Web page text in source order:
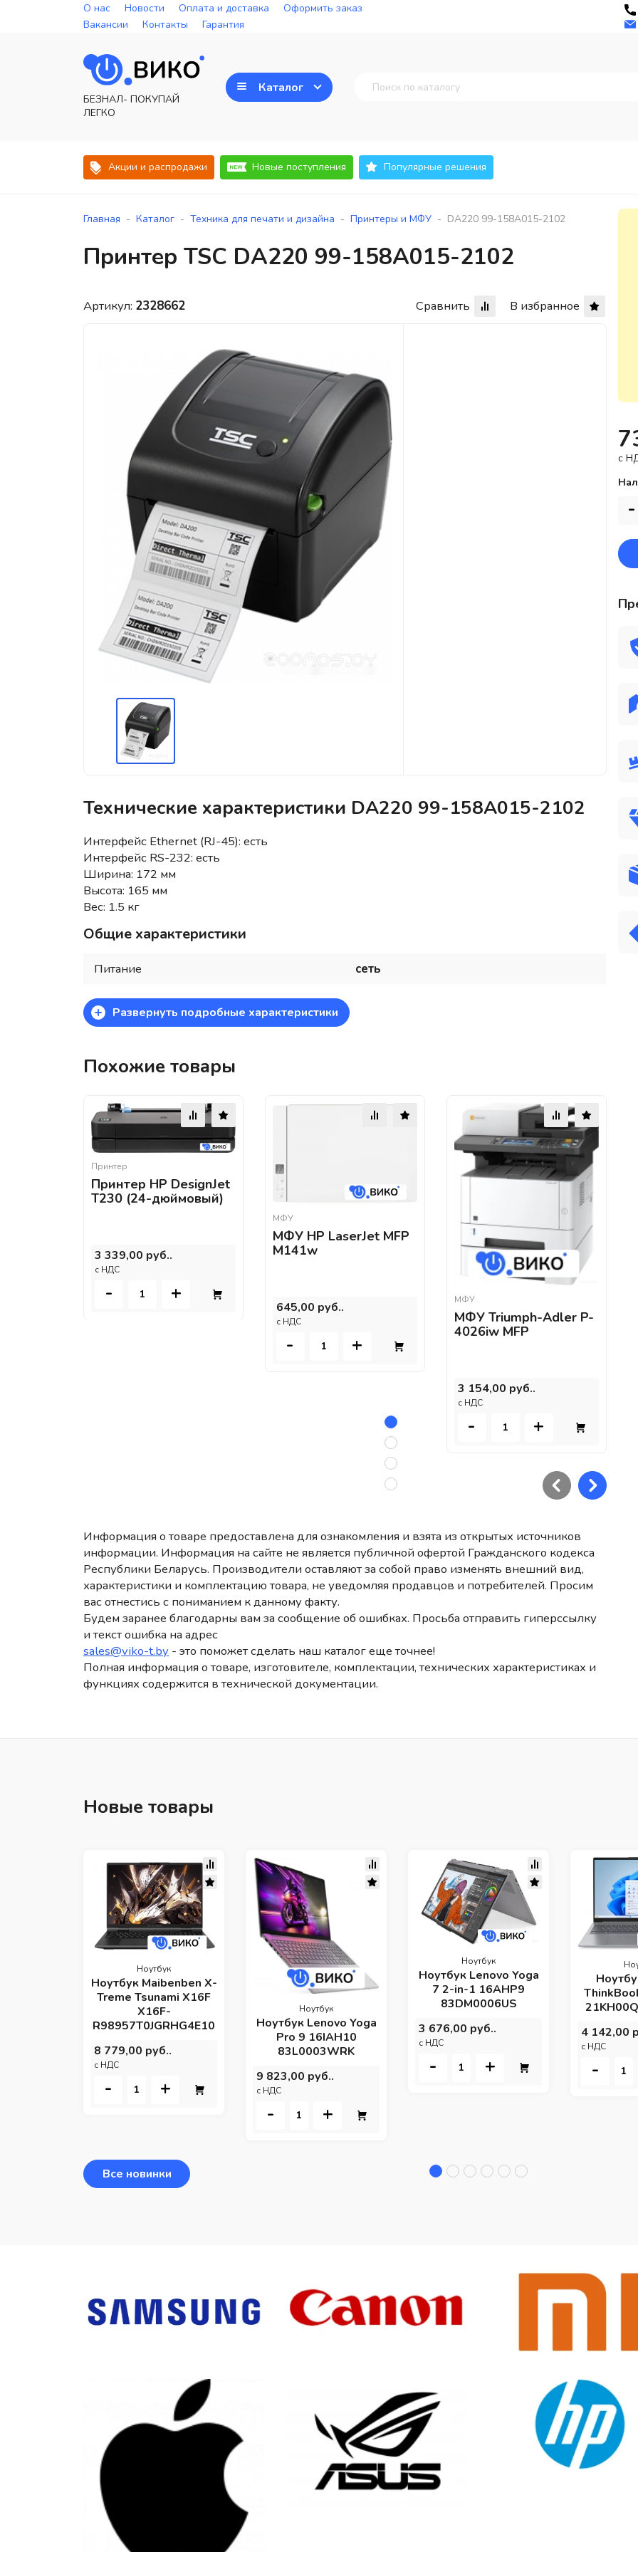
О нас Новости Оплата и доставка
Оформить заказ
Вакансии
Контакты Гарантия
БЕЗНАЛ- ПОКУПАЙ
ЛЕГКО
Каталог
Акции и распродажи Новые поступления Популярные решения
Главная - Каталог - Техника для печати и дизайна - Принтеры и МФУ - DA220 99-158A015-2102
Принтер TSC DA220 99-158A015-2102
Артикул: 2328662 Сравнить В избранное
Технические характеристики DA220 99-158A015-2102
Интерфейс Ethernet (RJ-45): есть
Интерфейс RS-232: есть
Ширина: 172 мм
Высота: 165 мм
Вес: 1.5 кг
Общие характеристики
Питание сеть
+ Развернуть подробные характеристики
Похожие товары
Принтер
Принтер HP DesignJet
T230 (24-дюймовый)
3 339,00 руб..
c НДС
- +
МФУ
МФУ HP LaserJet MFP
M141w
645,00 руб..
c НДС
- +
МФУ
МФУ Triumph-Adler P-
4026iw MFP
3 154,00 руб..
c НДС
- +
Информация о товаре предоставлена для ознакомления и взята из открытых источников
информации. Информация на сайте не является публичной офертой Гражданского кодекса
Республики Беларусь. Производители оставляют за собой право изменять внешний вид,
характеристики и комплектацию товара, не уведомляя продавцов и потребителей. Просим
вас отнестись с пониманием к данному факту.
Будем заранее благодарны вам за сообщение об ошибках. Просьба отправить гиперссылку
и текст ошибка на адрес
sales@viko-t.by - это поможет сделать наш каталог еще точнее!
Полная информация о товаре, изготовителе, комплектации, технических характеристиках и
функциях содержится в технической документации.
c
-
Новые товары
Ноутбук
Ноутбук Maibenben X-
Treme Tsunami X16F
X16F-
R98957T0JGRHG4E10
8 779,00 руб..
c НДС
- +
Ноутбук
Ноутбук Lenovo Yoga
Pro 9 16IAH10
83L0003WRK
9 823,00 руб..
c НДС
- +
Ноутбук
Ноутбук Lenovo Yoga
7 2-in-1 16AHP9
83DM0006US
3 676,00 руб..
c НДС
- +
4 142,00
c НДС
-
Все новинки